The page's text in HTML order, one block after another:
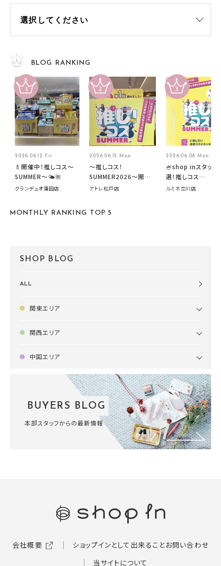
BLOG RANKING
2026.06.12 Fri
💄開催中！推しコス〜
SUMMER〜🌤️🌺
グランデュオ蒲田店
2026.06.15 Mon
～推しコス！
SUMMER2026～開催
中です！
アトレ松戸店
2026.06.08 Mon
🍧shop inスタッフ
選！推しコス
summer2026開催
ルミネ立川店
MONTHLY RANKING TOP 5
SHOP BLOG
ALL
関東エリア
関西エリア
中国エリア
BUYERS BLOG
本部スタッフからの最新情報
会社概要 ショップインとして出来ることお問い合わせ
当サイトについて